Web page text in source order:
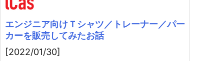
エンジニア向けＴシャツ／トレーナー／パー
カーを販売してみたお話
[2022/01/30]